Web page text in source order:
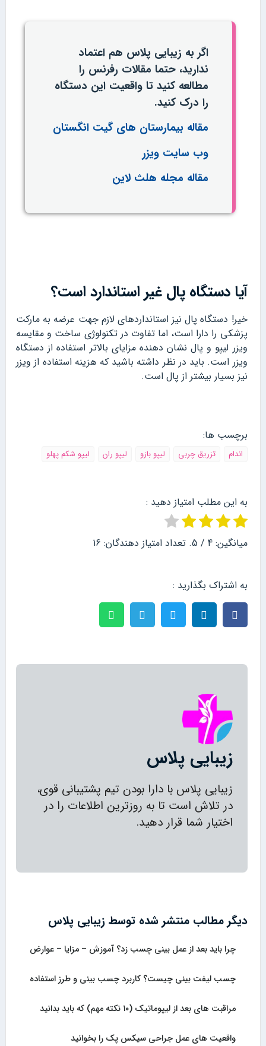
اگر به زیبایی پلاس هم اعتماد
ندارید، حتما مقالات رفرنس را
مطالعه کنید تا واقعیت این دستگاه
را درک کنید.
مقاله بیمارستان های گیت انگستان
وب سایت ویزر
مقاله مجله هلث لاین
آیا دستگاه پال غیر استاندارد است؟
خیر! دستگاه پال نیز استانداردهای لازم جهت عرضه به مارکت
پزشکی را دارا است، اما تفاوت در تکنولوژی ساخت و مقایسه
ویزر لیپو و پال نشان دهنده مزایای بالاتر استفاده از دستگاه
ویزر است. باید در نظر داشته باشید که هزینه استفاده از ویزر
نیز بسیار بیشتر از پال است.
برچسب ها:
اندام تزریق چربی لیپو بازو لیپو ران لیپو شکم پهلو
به این مطلب امتیاز دهید :
میانگین:4 / 5. تعداد امتیاز دهندگان: 16
به اشتراک بگذارید :
زیبایی پلاس
زیبایی پلاس با دارا بودن تیم پشتیبانی قوی،
در تلاش است تا به روزترین اطلاعات را در
اختیار شما قرار دهید.
دیگر مطالب منتشر شده توسط زیبایی پلاس
چرا باید بعد از عمل بینی چسب زد؟ آموزش – مزایا – عوارض
چسب لیفت بینی چیست؟ کاربرد چسب بینی و طرز استفاده
مراقبت های بعد از لیپوماتیک (۱۰ نکته مهم) که باید بدانید
واقعیت های عمل جراحی سیکس پک را بخوانید